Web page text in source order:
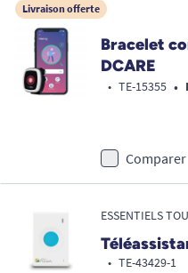
Livraison offerte
Bracelet
DCARE
• TE-15355 •
Comparer
ESSENTIELS
• TE-43429-1